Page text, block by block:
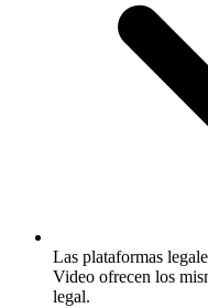
Las plataformas
Video ofrecen los
legal.